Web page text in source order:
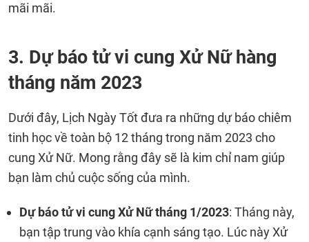
mãi mãi.
3. Dự báo tử vi cung Xử Nữ hàng
tháng năm 2023
Dưới đây, Lịch Ngày Tốt đưa ra những dự báo chiêm
tinh học về toàn bộ 12 tháng trong năm 2023 cho
cung Xử Nữ. Mong rằng đây sẽ là kim chỉ nam giúp
bạn làm chủ cuộc sống của mình.
Dự báo tử vi cung Xử Nữ tháng 1/2023: Tháng này,
bạn tập trung vào khía cạnh sáng tạo. Lúc này Xử